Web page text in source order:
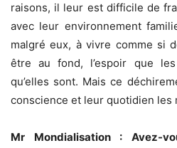
raisons, il leur est difficile de
avec leur environnement
malgré eux, à vivre comme si
être au fond, l’espoir que
qu’elles sont. Mais ce
conscience et leur quotidien les
Mr Mondialisation : Avez-